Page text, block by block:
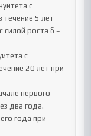
с
5 лет
силой роста δ =
с
20 лет при
первого
два года.
года при